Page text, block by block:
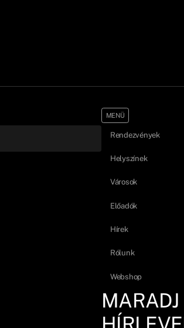
MENÜ
Rendezvények
Helyszínek
Városok
Előadók
Hírek
Rólunk
Webshop